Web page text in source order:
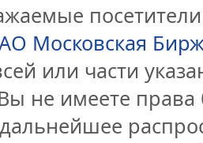
Московская
или части
не имеете права